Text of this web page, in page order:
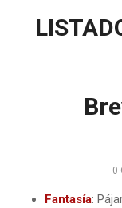
0
Fantasía: